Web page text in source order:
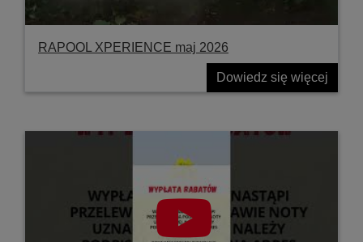
RAPOOL XPERIENCE maj 2026
Dowiedz się więcej